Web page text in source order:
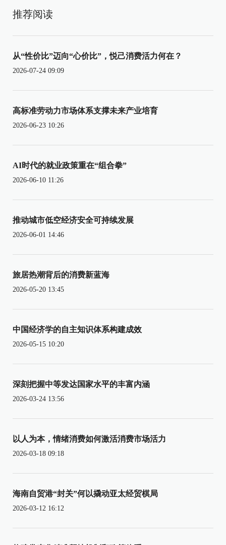
推荐阅读
从“性价比”迈向“心价比”，悦己消费活力何在？
2026-07-24 09:09
高标准劳动力市场体系支撑未来产业培育
2026-06-23 10:26
AI时代的就业政策重在“组合拳”
2026-06-10 11:26
推动城市低空经济安全可持续发展
2026-06-01 14:46
旅居热潮背后的消费新蓝海
2026-05-20 13:45
中国经济学的自主知识体系构建成效
2026-05-15 10:20
深刻把握中等发达国家水平的丰富内涵
2026-03-24 13:56
以人为本，情绪消费如何激活消费市场活力
2026-03-18 09:18
海南自贸港“封关”何以撬动亚太经贸棋局
2026-03-12 16:12